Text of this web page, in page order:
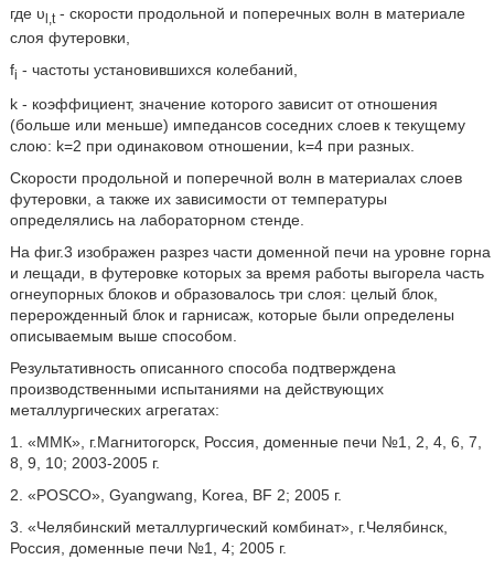
где υl,t- скорости продольной и поперечных волн в материале
слоя футеровки,
fi - частоты установившихся колебаний,
k - коэффициент, значение которого зависит от отношения
(больше или меньше) импедансов соседних слоев к текущему
слою: k=2 при одинаковом отношении, k=4 при разных.
Скорости продольной и поперечной волн в материалах слоев
футеровки, а также их зависимости от температуры
определялись на лабораторном стенде.
На фиг.3 изображен разрез части доменной печи на уровне горна
и лещади, в футеровке которых за время работы выгорела часть
огнеупорных блоков и образовалось три слоя: целый блок,
перерожденный блок и гарнисаж, которые были определены
описываемым выше способом.
Результативность описанного способа подтверждена
производственными испытаниями на действующих
металлургических агрегатах:
1. «ММК», г.Магнитогорск, Россия, доменные печи №1, 2, 4, 6, 7,
8, 9, 10; 2003-2005 г.
2. «POSCO», Gyangwang, Korea, BF 2; 2005 г.
3. «Челябинский металлургический комбинат», г.Челябинск,
Россия, доменные печи №1, 4; 2005 г.